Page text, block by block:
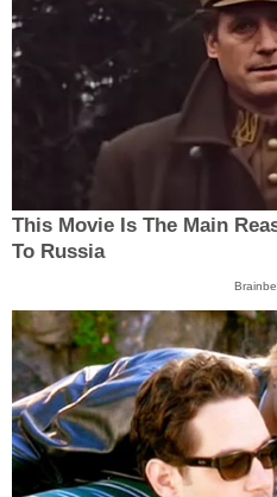
This Movie Is The Main
To Russia